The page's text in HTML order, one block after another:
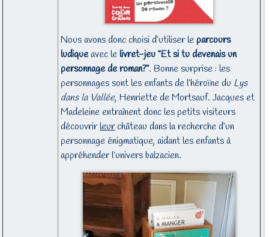
Nous avons donc choisi d’utiliser leparcours
ludiqueavec lelivret-jeu “Et si tu devenais un
personnage de roman?”. Bonne surprise : les
personnages sont les enfants de l’héroïne du Lys
dans la Vallée, Henriette de Mortsauf. Jacques et
Madeleine entraînent donc les petits visiteurs
découvrirleurchâteau dans la recherche d’un
personnage énigmatique, aidant les enfants à
appréhender l’univers balzacien.